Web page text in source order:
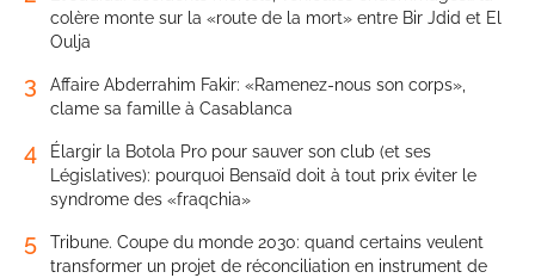
colère monte sur la «route de la mort» entre Bir Jdid et El
Oulja
3
Affaire Abderrahim Fakir: «Ramenez-nous son corps»,
clame sa famille à Casablanca
4
Élargir la Botola Pro pour sauver son club (et ses
Législatives): pourquoi Bensaïd doit à tout prix éviter le
syndrome des «fraqchia»
5
Tribune. Coupe du monde 2030: quand certains veulent
transformer un projet de réconciliation en instrument de